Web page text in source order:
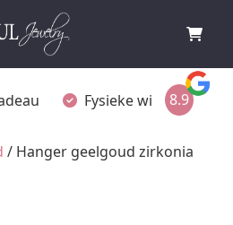
Ommen Gratis achteraf
8.9
/ Hanger geelgoud zirkonia